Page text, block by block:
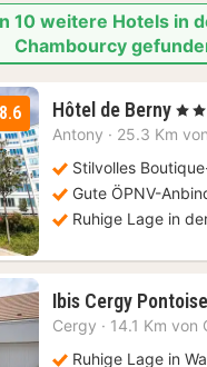
10 weitere Hotels in
Chambourcy
8.6 Hôtel de Berny2
69
€
, 4
Antony · 25.3 Km
Stilvolles
Gute ÖPNV-
Ruhige Lage in
Ibis Cergy Pontoise
Cergy · 14.1 Km von
Ruhige Lage in